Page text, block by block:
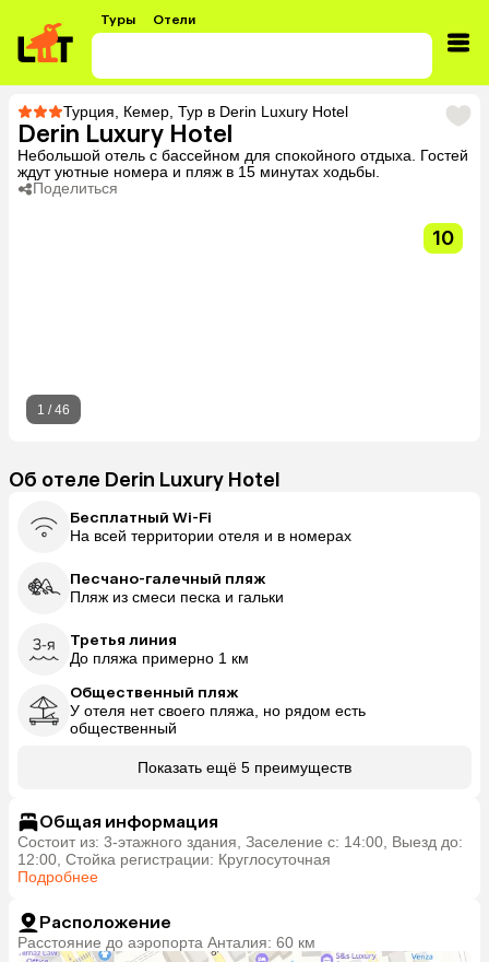
Туры Отели
Турция Кемер Тур в Derin Luxury Hotel
Derin Luxury Hotel
Небольшой отель с бассейном для спокойного отдыха. Гостей
ждут уютные номера и пляж в 15 минутах ходьбы.
Поделиться
10
1 /46
Об отеле Derin Luxury Hotel
Бесплатный Wi-Fi
На всей территории отеля и в номерах
Песчано-галечный пляж
Пляж из смеси песка и гальки
Третья линия
До пляжа примерно 1 км
Общественный пляж
У отеля нет своего пляжа, но рядом есть
общественный
Показать ещё 5 преимуществ
Общая информация
Состоит из: 3-этажного здания, Заселение с: 14:00, Выезд до:
12:00, Стойка регистрации: Круглосуточная
Подробнее
Расположение
Расстояние до аэропорта Анталия: 60 км